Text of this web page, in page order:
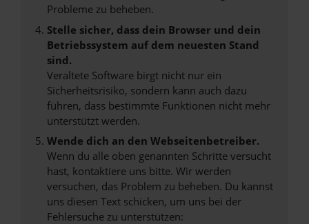
Probleme zu beheben.
Stelle sicher, dass dein Browser und dein
Betriebssystem auf dem neuesten Stand
sind.
Veraltete Software birgt nicht nur ein
Sicherheitsrisiko, sondern kann auch dazu
führen, dass bestimmte Funktionen nicht mehr
unterstützt werden.
Wende dich an den Webseitenbetreiber.
Wenn du alle oben genannten Schritte versucht
hast, kontaktiere uns bitte. Wir werden
versuchen, das Problem zu beheben. Du kannst
uns diesen Text schicken, um uns bei der
Fehlersuche zu unterstützen: